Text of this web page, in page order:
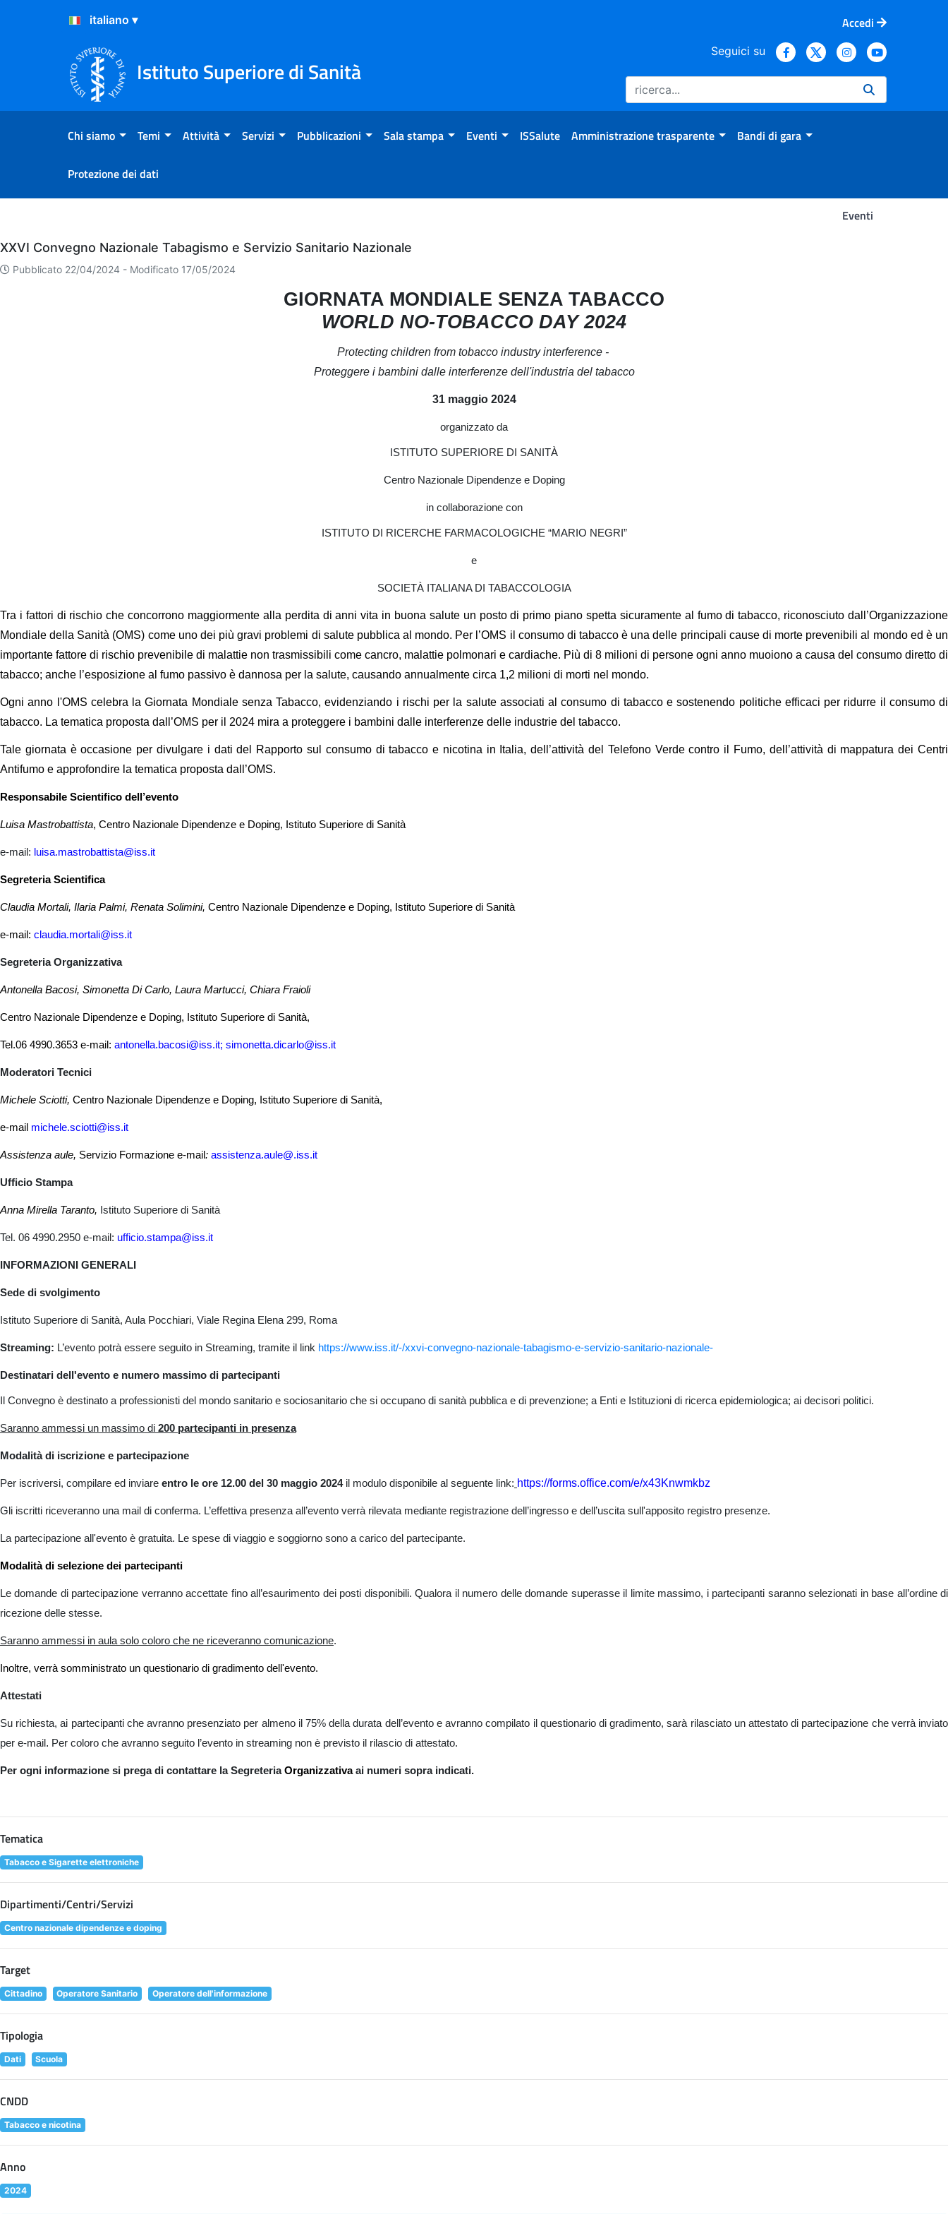
Salta al Contenuto
Salta al Footer
Accedi
Istituto Superiore di Sanità
Seguici su
Chi siamo Temi Attività Servizi Pubblicazioni Sala stampa Eventi ISSalute Amministrazione trasparente Bandi di gara
Protezione dei dati
Eventi
Eventi
XXVI Convegno Nazionale Tabagismo e Servizio Sanitario Nazionale
Pubblicato 22/04/2024 - Modificato 17/05/2024
GIORNATA MONDIALE SENZA TABACCO
WORLD NO-TOBACCO DAY 2024
Protecting children from tobacco industry interference -
Proteggere i bambini dalle interferenze dell'industria del tabacco
31 maggio 2024
organizzato da
ISTITUTO SUPERIORE DI SANITÀ
Centro Nazionale Dipendenze e Doping
in collaborazione con
ISTITUTO DI RICERCHE FARMACOLOGICHE “MARIO NEGRI”
e
SOCIETÀ ITALIANA DI TABACCOLOGIA
Tra i fattori di rischio che concorrono maggiormente alla perdita di anni vita in buona salute un posto di primo piano spetta sicuramente al fumo di tabacco, riconosciuto dall’Organizzazione
Mondiale della Sanità (OMS) come uno dei più gravi problemi di salute pubblica al mondo. Per l’OMS il consumo di tabacco è una delle principali cause di morte prevenibili al mondo ed è un
importante fattore di rischio prevenibile di malattie non trasmissibili come cancro, malattie polmonari e cardiache. Più di 8 milioni di persone ogni anno muoiono a causa del consumo diretto di
tabacco; anche l’esposizione al fumo passivo è dannosa per la salute, causando annualmente circa 1,2 milioni di morti nel mondo.
Ogni anno l'OMS celebra la Giornata Mondiale senza Tabacco, evidenziando i rischi per la salute associati al consumo di tabacco e sostenendo politiche efficaci per ridurre il consumo di
tabacco. La tematica proposta dall’OMS per il 2024 mira a proteggere i bambini dalle interferenze delle industrie del tabacco.
Tale giornata è occasione per divulgare i dati del Rapporto sul consumo di tabacco e nicotina in Italia, dell’attività del Telefono Verde contro il Fumo, dell’attività di mappatura dei Centri
Antifumo e approfondire la tematica proposta dall’OMS.
Responsabile Scientifico dell’evento
Luisa Mastrobattista, Centro Nazionale Dipendenze e Doping, Istituto Superiore di Sanità
e-mail: luisa.mastrobattista@iss.it
Segreteria Scientifica
Claudia Mortali, Ilaria Palmi, Renata Solimini, Centro Nazionale Dipendenze e Doping, Istituto Superiore di Sanità
e-mail: claudia.mortali@iss.it
Segreteria Organizzativa
Antonella Bacosi, Simonetta Di Carlo, Laura Martucci, Chiara Fraioli
Centro Nazionale Dipendenze e Doping, Istituto Superiore di Sanità,
Tel.06 4990.3653 e-mail: antonella.bacosi@iss.it; simonetta.dicarlo@iss.it
Moderatori Tecnici
Michele Sciotti, Centro Nazionale Dipendenze e Doping, Istituto Superiore di Sanità,
e-mail michele.sciotti@iss.it
Assistenza aule, Servizio Formazione e-mail: assistenza.aule@.iss.it
Ufficio Stampa
Anna Mirella Taranto, Istituto Superiore di Sanità
Tel. 06 4990.2950 e-mail: ufficio.stampa@iss.it
INFORMAZIONI GENERALI
Sede di svolgimento
Istituto Superiore di Sanità, Aula Pocchiari, Viale Regina Elena 299, Roma
Streaming: L’evento potrà essere seguito in Streaming, tramite il link https://www.iss.it/-/xxvi-convegno-nazionale-tabagismo-e-servizio-sanitario-nazionale-
Destinatari dell'evento e numero massimo di partecipanti
Il Convegno è destinato a professionisti del mondo sanitario e sociosanitario che si occupano di sanità pubblica e di prevenzione; a Enti e Istituzioni di ricerca epidemiologica; ai decisori politici.
Saranno ammessi un massimo di 200 partecipanti in presenza
Modalità di iscrizione e partecipazione
Per iscriversi, compilare ed inviare entro le ore 12.00 del 30 maggio 2024 il modulo disponibile al seguente link: https://forms.office.com/e/x43Knwmkbz
Gli iscritti riceveranno una mail di conferma. L’effettiva presenza all’evento verrà rilevata mediante registrazione dell’ingresso e dell’uscita sull'apposito registro presenze.
La partecipazione all'evento è gratuita. Le spese di viaggio e soggiorno sono a carico del partecipante.
Modalità di selezione dei partecipanti
Le domande di partecipazione verranno accettate fino all’esaurimento dei posti disponibili. Qualora il numero delle domande superasse il limite massimo, i partecipanti saranno selezionati in base all’ordine di
ricezione delle stesse.
Saranno ammessi in aula solo coloro che ne riceveranno comunicazione.
Inoltre, verrà somministrato un questionario di gradimento dell'evento.
Attestati
Su richiesta, ai partecipanti che avranno presenziato per almeno il 75% della durata dell’evento e avranno compilato il questionario di gradimento, sarà rilasciato un attestato di partecipazione che verrà inviato
per e-mail . Per coloro che avranno seguito l’evento in streaming non è previsto il rilascio di attestato.
Per ogni informazione si prega di contattare la SegreteriaOrganizzativaai numeri sopra indicati.
Tematica
Tabacco e Sigarette elettroniche
Dipartimenti/Centri/Servizi
Centro nazionale dipendenze e doping
Target
Cittadino Operatore Sanitario Operatore dell'informazione
Tipologia
Dati Scuola
CNDD
Tabacco e nicotina
Anno
2024